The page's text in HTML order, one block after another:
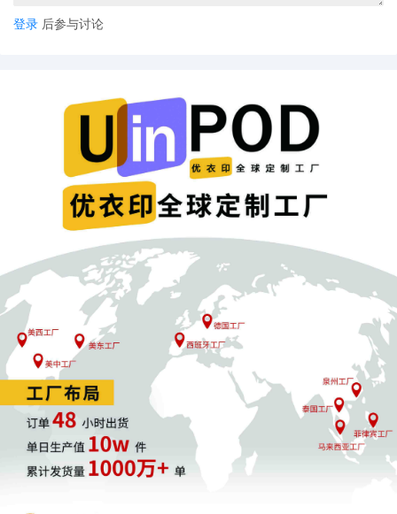
项占比超过70%，都与你的产品类目匹配，那么这个达人可以列为
进阶技巧：发现高性价比细分领域达人
在达人精灵的「类目分析」模块中，切换查看“末级类目”分布。有些
达人表面上看属于“家居”大类，但深入分析后发现其擅长的是“便携
小家电”这一细分领域。
如果你正推广此类产品，则该达人是绝佳选择，因为其粉丝精准度
更高，转化潜力更大。
通过本步骤，可以淘汰约80%的不匹配选项，效率提升200%以上。
第二步：深度数据背调，洞察达人真
实带货能力
登录 后参与讨论